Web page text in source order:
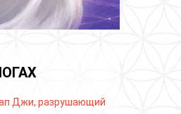
Джи, разрушающий